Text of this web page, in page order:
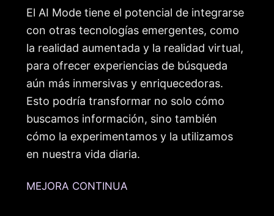
El AI Mode tiene el potencial de integrarse
con otras tecnologías emergentes, como
la realidad aumentada y la realidad virtual,
para ofrecer experiencias de búsqueda
aún más inmersivas y enriquecedoras.
Esto podría transformar no solo cómo
buscamos información, sino también
cómo la experimentamos y la utilizamos
en nuestra vida diaria.
MEJORA CONTINUA